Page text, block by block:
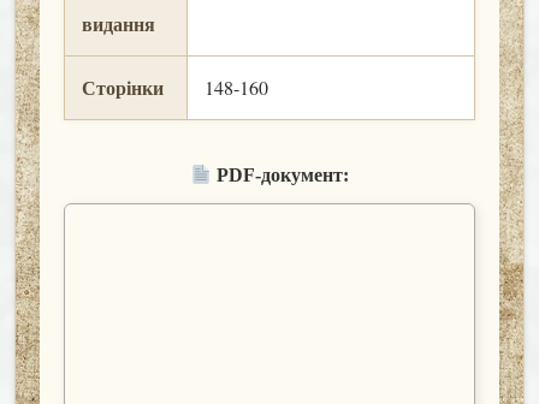
видання
Сторінки 148-160
PDF-документ: